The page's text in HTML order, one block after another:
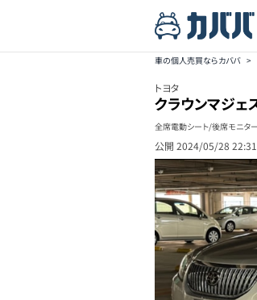
車の個人売買ならカババ >
トヨタ
クラウンマジェ
全席電動シート/後席モニタ
公開 2024/05/28